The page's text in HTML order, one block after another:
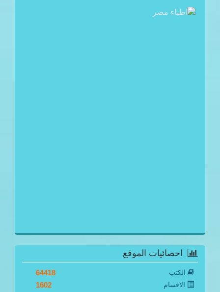
احصائيات الموقع
الكتب 64418
الاقسام 1602